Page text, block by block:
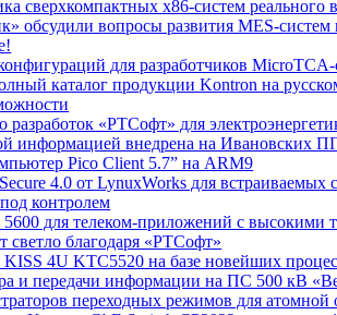
сверхкомпактных x86-систем реального
обсудили вопросы развития MES-систем
для разработчиков
каталог продукции Kontron на
«РТСофт» для
информацией внедрена на Ивановских
Pico Client 5.7” на ARM9
4.0 от LynuxWorks для встраиваемых
контролем
для телеком-приложений с высокими
светло благодаря «РТСофт»
4U KTC5520 на базе новейших
и передачи информации на ПС 500 кВ
переходных режимов для атомной